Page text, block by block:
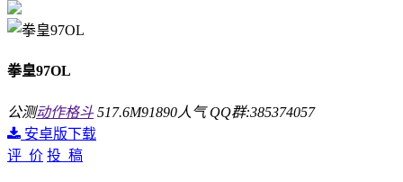
拳皇97OL
公测动作格斗 517.6M91890人气 QQ群:385374057
安卓版下载
评 价 投 稿